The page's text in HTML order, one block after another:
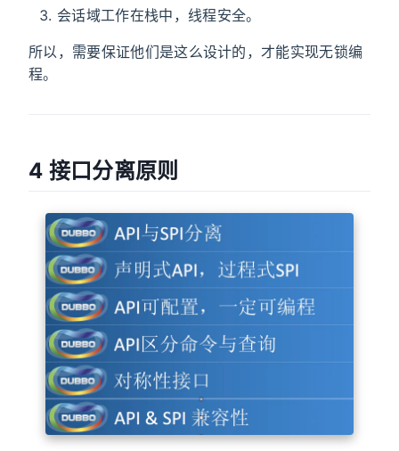
会话域工作在栈中，线程安全。
所以，需要保证他们是这么设计的，才能实现无锁编
程。
4 接口分离原则